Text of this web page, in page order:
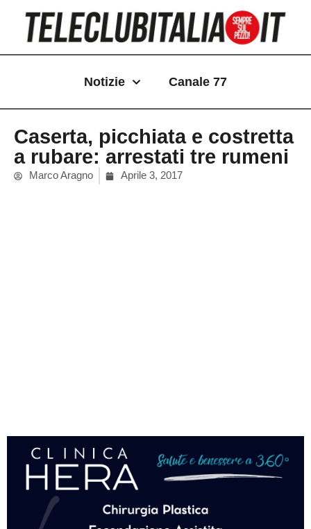
contenuto
Notizie Canale 77
Caserta, picchiata e costretta
a rubare: arrestati tre rumeni
Marco Aragno Aprile 3, 2017